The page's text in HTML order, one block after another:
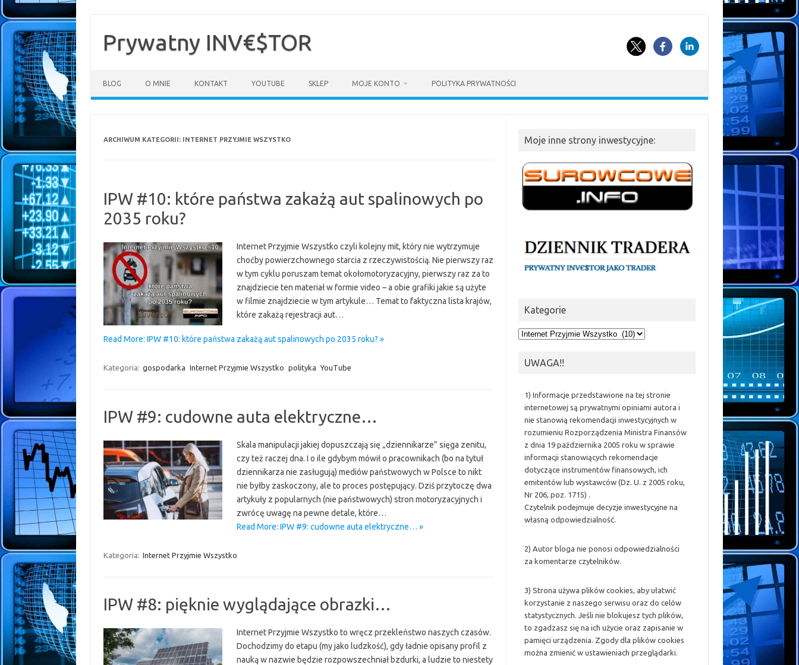
treściPrywatny INV€$TOR
BLOG O MNIE KONTAKT YOUTUBE SKLEP MOJE KONTO POLITYKA PRYWATNOŚCI
ARCHIWUM KATEGORII: INTERNET PRZYJMIE WSZYSTKO
IPW #10: które państwa zakażą aut spalinowych po
2035 roku?
Internet Przyjmie Wszystko czyli kolejny mit, który nie wytrzymuje
choćby powierzchownego starcia z rzeczywistością. Nie pierwszy raz
w tym cyklu poruszam temat okołomotoryzacyjny, pierwszy raz za to
znajdziecie ten materiał w formie video – a obie grafiki jakie są użyte
w filmie znajdziecie w tym artykule… Temat to faktyczna lista krajów,
które zakażą rejestracji aut…
Read More: IPW #10: które państwa zakażą aut spalinowych po 2035 roku? »
Kategoria: gospodarka Internet Przyjmie Wszystko polityka YouTube
IPW #9: cudowne auta elektryczne…
Skala manipulacji jakiej dopuszczają się „dziennikarze” sięga zenitu,
czy też raczej dna. I o ile gdybym mówił o pracownikach (bo na tytuł
dziennikarza nie zasługują) mediów państwowych w Polsce to nikt
nie byłby zaskoczony, ale to proces postępujący. Dziś przytoczę dwa
artykuły z popularnych (nie państwowych) stron motoryzacyjnych i
zwrócę uwagę na pewne detale, które…
Read More: IPW #9: cudowne auta elektryczne… »
Kategoria: Internet Przyjmie Wszystko
IPW #8: pięknie wyglądające obrazki…
Internet Przyjmie Wszystko to wręcz przekleństwo naszych czasów.
Dochodzimy do etapu (my jako ludzkość), gdy ładnie opisany profil z
nauką w nazwie będzie rozpowszechniał bzdurki, a ludzie to niestety
Moje inne strony inwestycyjne:
Kategorie
Kategorie
UWAGA!!
1) Informacje przedstawione na tej stronie
internetowej są prywatnymi opiniami autora i
nie stanowią rekomendacji inwestycyjnych w
rozumieniu Rozporządzenia Ministra Finansów
z dnia 19 października 2005 roku w sprawie
informacji stanowiących rekomendacje
dotyczące instrumentów finansowych, ich
emitentów lub wystawców (Dz. U. z 2005 roku,
Nr 206, poz. 1715) .
Czytelnik podejmuje decyzje inwestycyjne na
własną odpowiedzialność.
2) Autor bloga nie ponosi odpowiedzialności
za komentarze czytelników.
3) Strona używa plików cookies, aby ułatwić
korzystanie z naszego serwisu oraz do celów
statystycznych. Jeśli nie blokujesz tych plików,
to zgadzasz się na ich użycie oraz zapisanie w
pamięci urządzenia. Zgody dla plików cookies
można zmienić w ustawieniach przeglądarki.